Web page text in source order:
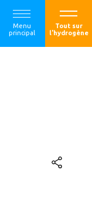
Menu
principal
Tout sur
l'hydrogène